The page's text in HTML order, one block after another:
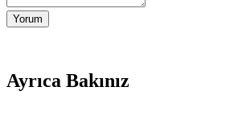
Yorum
Ayrıca Bakınız